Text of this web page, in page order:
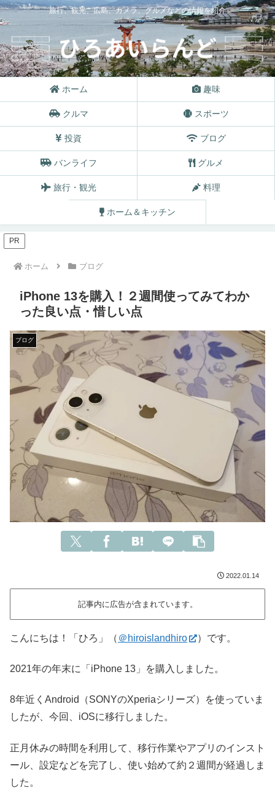
旅行、観光、広島、カメラ、グルメなどの情報を紹介
ホーム 趣味
クルマ スポーツ
投資 ブログ
バンライフ グルメ
旅行・観光 料理
ホーム＆キッチン
PR
ホーム ブログ
iPhone 13を購入！２週間使ってみてわか
った良い点・惜しい点
ブログ
2022.01.14
記事内に広告が含まれています。
こんにちは！「ひろ」（ ＠hiroislandhiro ）です。
2021年の年末に「iPhone 13」を購入しました。
8年近くAndroid（SONYのXperiaシリーズ）を使っていま
したが、今回、iOSに移行しました。
正月休みの時間を利用して、移行作業やアプリのインスト
ール、設定などを完了し、使い始めて約２週間が経過しま
した。